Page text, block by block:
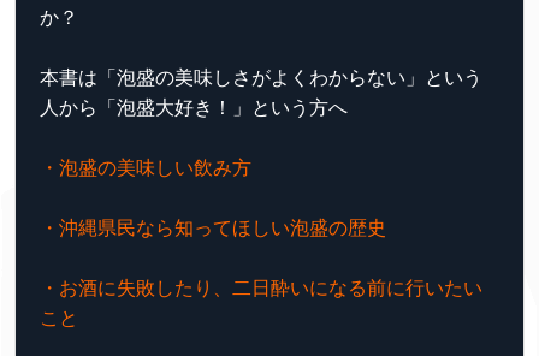
か？
本書は「泡盛の美味しさがよくわからない」という
人から「泡盛大好き！」という方へ
・泡盛の美味しい飲み方
・沖縄県民なら知ってほしい泡盛の歴史
・お酒に失敗したり、二日酔いになる前に行いたい
こと